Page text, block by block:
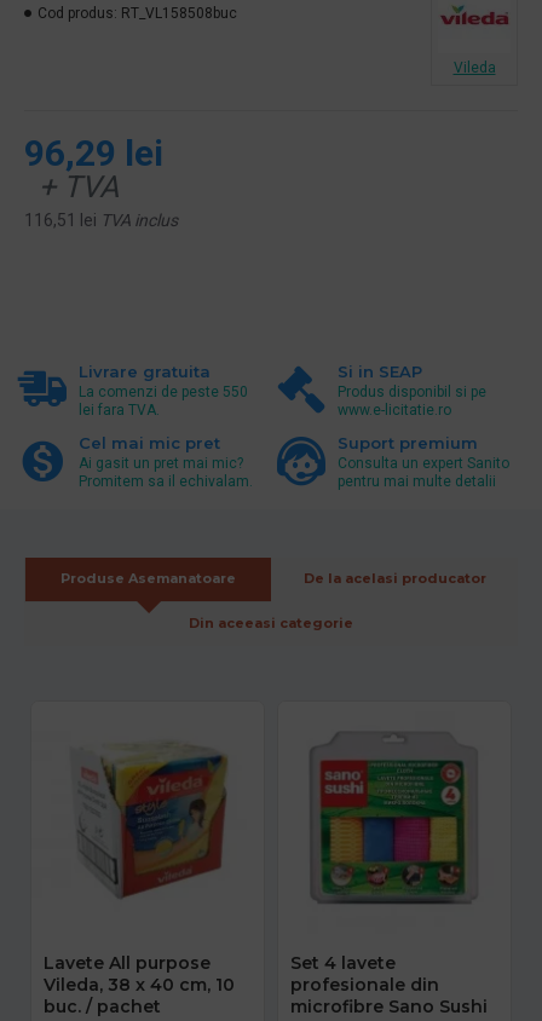
96,29 lei
+ TVA
116,51 lei TVA inclus
Cod produs: RT_VL158508buc
Vileda
Livrare gratuita
La comenzi de peste 550
lei fara TVA.
Si in SEAP
Produs disponibil si pe
www.e-licitatie.ro
Cel mai mic pret
Ai gasit un pret mai mic?
Promitem sa il echivalam.
Suport premium
Consulta un expert Sanito
pentru mai multe detalii
Produse Asemanatoare De la acelasi producator
Din aceeasi categorie
Lavete All purpose
Vileda, 38 x 40 cm, 10
buc. / pachet
Set 4 lavete
profesionale din
microfibre Sano Sushi